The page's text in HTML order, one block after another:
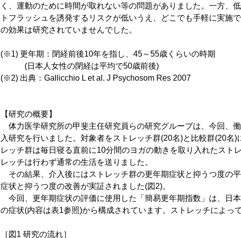
く、運動のために時間が取れない等の問題がありました。一方、
トフラッシュを誘発するリスクが低いうえ、どこでも手軽に実施
の効果は研究されていませんでした。
(※1) 更年期：閉経前後10年を指し、45～55歳くらいの時期
(日本人女性の閉経は平均で50歳前後)
(※2) 出典：Gallicchio L et al. J Psychosom Res 2007
【研究の概要】
体力医学研究所の甲斐主任研究員らの研究グループは、今回、
入研究を行いました。対象者をストレッチ群(20名)と比較群(20名
レッチ群は毎日寝る直前に10分間のヨガの動きを取り入れたスト
レッチは行わず通常の生活を送りました。
その結果、介入後にはストレッチ群の更年期症状と抑うつ度の
症状と抑うつ度の改善が実証されました(図2)。
今回、更年期症状の評価に使用した「簡易更年期指数」は、日
の症状(内容は表1参照)から構成されています。ストレッチによっ
［図1 研究の流れ］